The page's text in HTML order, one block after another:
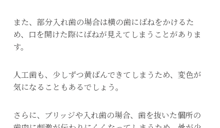
また、部分入れ歯の場合は横の歯にばねをかけるた
め、口を開けた際にばねが見えてしまうことがありま
す。
人工歯も、少しずつ黄ばんできてしまうため、変色が
気になることもあるでしょう。
さらに、ブリッジや入れ歯の場合、歯を抜いた個所の